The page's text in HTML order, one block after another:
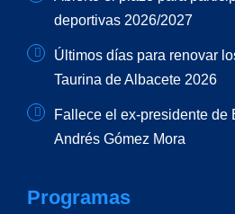
deportivas 2026/2027
Últimos días para renovar
Taurina de Albacete 2026
Fallece el ex-presidente de
Andrés Gómez Mora
Programas